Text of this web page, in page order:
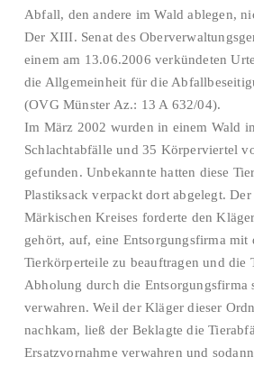
Abfall, den andere im Wald ablegen,
Der XIII. Senat des
einem am 13.06.2006 verkündeten
die Allgemeinheit für die
(OVG Münster Az.: 13 A 632/04).
Im März 2002 wurden in einem Wald
Schlachtabfälle und 35 Körperviertel
gefunden. Unbekannte hatten diese
Plastiksack verpackt dort abgelegt.
Märkischen Kreises forderte den
gehört, auf, eine Entsorgungsfirma mit
Tierkörperteile zu beauftragen und die
Abholung durch die Entsorgungsfirma
verwahren. Weil der Kläger dieser
nachkam, ließ der Beklagte die
Ersatzvornahme verwahren und